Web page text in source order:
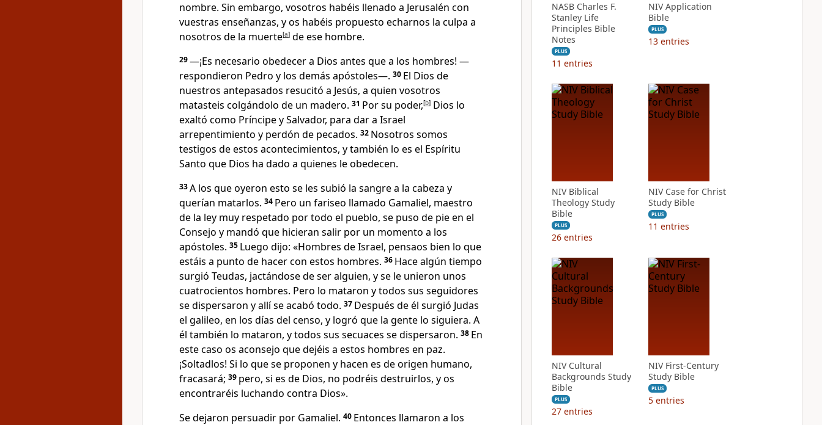
nombre. Sin embargo, vosotros habéis llenado a Jerusalén con
vuestras enseñanzas, y os habéis propuesto echarnos la culpa a
nosotros de la muerte[a] de ese hombre.
29―¡Es necesario obedecer a Dios antes que a los hombres! —
respondieron Pedro y los demás apóstoles—. 30 El Dios de
nuestros antepasados resucitó a Jesús, a quien vosotros
matasteis colgándolo de un madero. 31 Por su poder,[b] Dios lo
exaltó como Príncipe y Salvador, para dar a Israel
arrepentimiento y perdón de pecados. 32 Nosotros somos
testigos de estos acontecimientos, y también lo es el Espíritu
Santo que Dios ha dado a quienes le obedecen.
33A los que oyeron esto se les subió la sangre a la cabeza y
querían matarlos. 34 Pero un fariseo llamado Gamaliel, maestro
de la ley muy respetado por todo el pueblo, se puso de pie en el
Consejo y mandó que hicieran salir por un momento a los
apóstoles. 35 Luego dijo: «Hombres de Israel, pensaos bien lo que
estáis a punto de hacer con estos hombres. 36 Hace algún tiempo
surgió Teudas, jactándose de ser alguien, y se le unieron unos
cuatrocientos hombres. Pero lo mataron y todos sus seguidores
se dispersaron y allí se acabó todo. 37 Después de él surgió Judas
el galileo, en los días del censo, y logró que la gente lo siguiera. A
él también lo mataron, y todos sus secuaces se dispersaron. 38 En
este caso os aconsejo que dejéis a estos hombres en paz.
¡Soltadlos! Si lo que se proponen y hacen es de origen humano,
fracasará; 39 pero, si es de Dios, no podréis destruirlos, y os
encontraréis luchando contra Dios».
Se dejaron persuadir por Gamaliel. 40 Entonces llamaron a los
NASB Charles F.
Stanley Life
Principles Bible
Notes
PLUS
11 entries
NIV Application
Bible
PLUS
13 entries
NIV Biblical
Theology Study
Bible
PLUS
26 entries
NIV Case for Christ
Study Bible
PLUS
11 entries
NIV Cultural
Backgrounds Study
Bible
PLUS
27 entries
NIV First-Century
Study Bible
PLUS
5 entries